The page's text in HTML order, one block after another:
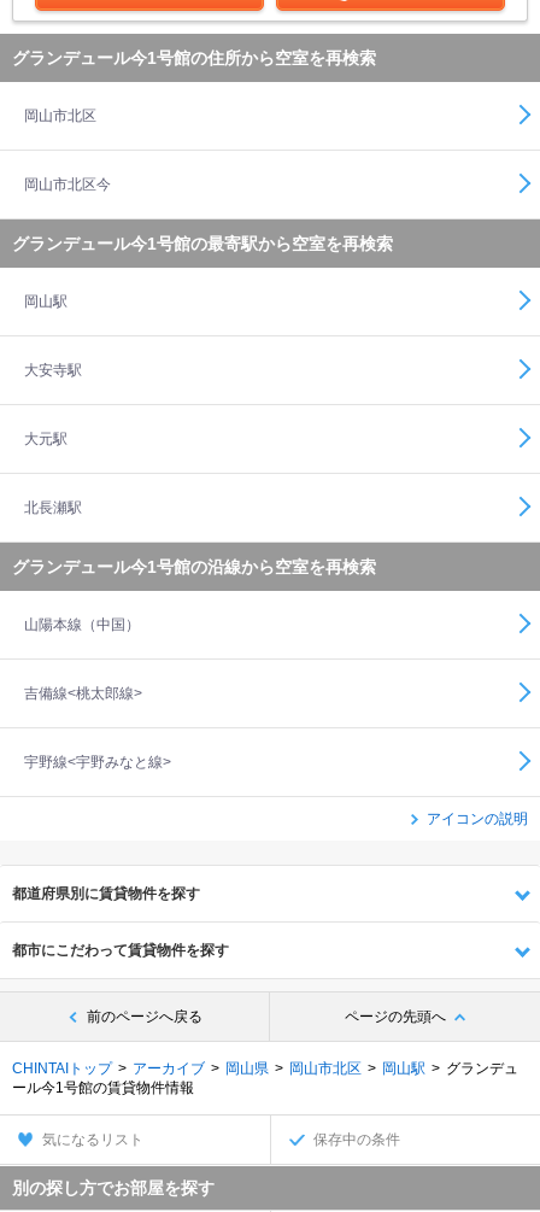
グランデュール今1号館の住所から空室を再検索
岡山市北区
岡山市北区今
グランデュール今1号館の最寄駅から空室を再検索
岡山駅
大安寺駅
大元駅
北長瀬駅
グランデュール今1号館の沿線から空室を再検索
山陽本線（中国）
吉備線<桃太郎線>
宇野線<宇野みなと線>
アイコンの説明
都道府県別に賃貸物件を探す
都市にこだわって賃貸物件を探す
前のページへ戻る ページの先頭へ
CHINTAIトップ アーカイブ 岡山県 岡山市北区 岡山駅
グランデュ
ール今1号館の賃貸物件情報
気になるリスト 保存中の条件
別の探し方でお部屋を探す